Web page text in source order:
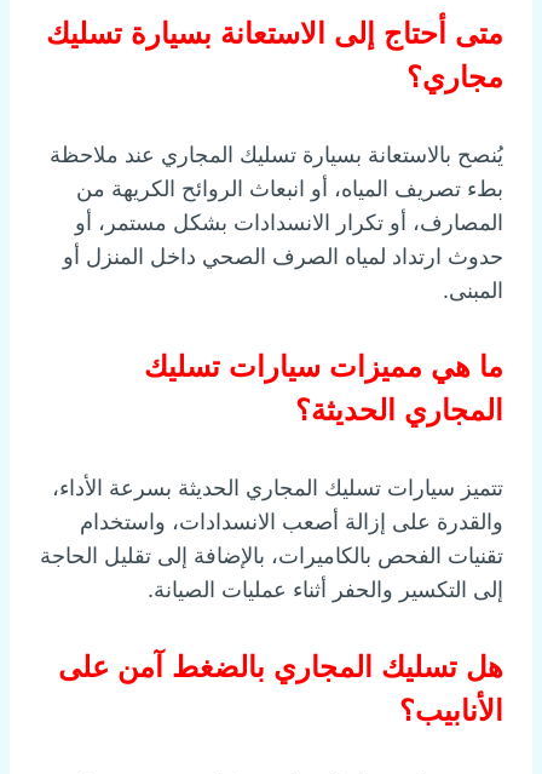
متى أحتاج إلى الاستعانة بسيارة تسليك
مجاري؟
يُنصح بالاستعانة بسيارة تسليك المجاري عند ملاحظة
بطء تصريف المياه، أو انبعاث الروائح الكريهة من
المصارف، أو تكرار الانسدادات بشكل مستمر، أو
حدوث ارتداد لمياه الصرف الصحي داخل المنزل أو
المبنى.
ما هي مميزات سيارات تسليك
المجاري الحديثة؟
تتميز سيارات تسليك المجاري الحديثة بسرعة الأداء،
والقدرة على إزالة أصعب الانسدادات، واستخدام
تقنيات الفحص بالكاميرات، بالإضافة إلى تقليل الحاجة
إلى التكسير والحفر أثناء عمليات الصيانة.
هل تسليك المجاري بالضغط آمن على
الأنابيب؟